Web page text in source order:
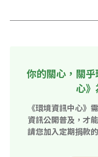
你的關心，關
心
《環境資訊中心》
資訊公開普及，才
請您加入定期捐款